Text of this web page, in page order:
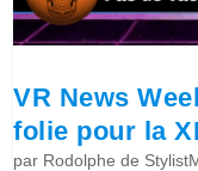
VR News
folie pour la
par Rodolphe de